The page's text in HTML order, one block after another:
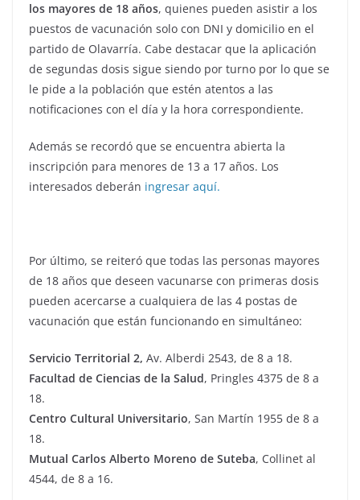
los mayores de 18 años, quienes pueden asistir a los
puestos de vacunación solo con DNI y domicilio en el
partido de Olavarría. Cabe destacar que la aplicación
de segundas dosis sigue siendo por turno por lo que se
le pide a la población que estén atentos a las
notificaciones con el día y la hora correspondiente.
Además se recordó que se encuentra abierta la
inscripción para menores de 13 a 17 años. Los
interesados deberán ingresar aquí.
Por último, se reiteró que todas las personas mayores
de 18 años que deseen vacunarse con primeras dosis
pueden acercarse a cualquiera de las 4 postas de
vacunación que están funcionando en simultáneo:
Servicio Territorial 2, Av. Alberdi 2543, de 8 a 18.
Facultad de Ciencias de la Salud, Pringles 4375 de 8 a
18.
Centro Cultural Universitario, San Martín 1955 de 8 a
18.
Mutual Carlos Alberto Moreno de Suteba, Collinet al
4544, de 8 a 16.